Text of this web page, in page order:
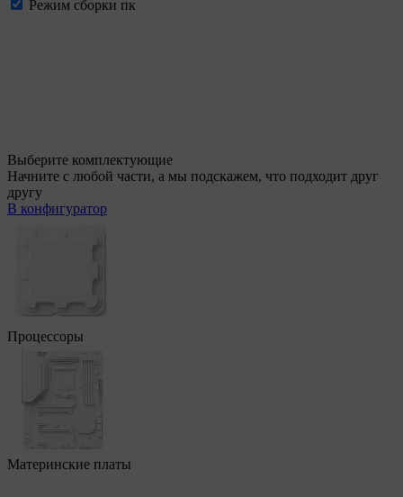
Режим сборки пк
Выберите комплектующие
Начните с любой части, а мы подскажем, что подходит друг
другу
В конфигуратор
Процессоры
Материнские платы